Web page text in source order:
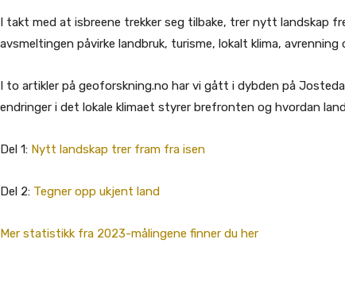
I takt med at isbreene trekker seg tilbake, trer nytt landskap
avsmeltingen påvirke landbruk, turisme, lokalt klima,
I to artikler på geoforskning.no har vi gått i dybden på
endringer i det lokale klimaet styrer brefronten og hvordan
Del 1: Nytt landskap trer fram fra isen
Del 2: Tegner opp ukjent land
Mer statistikk fra 2023-målingene finner du her